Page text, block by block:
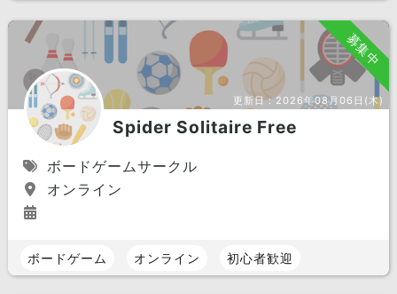
募集中
更新日：2026年08月06日(木)
Spider Solitaire Free
ボードゲームサークル
オンライン
ボードゲーム オンライン 初心者歓迎